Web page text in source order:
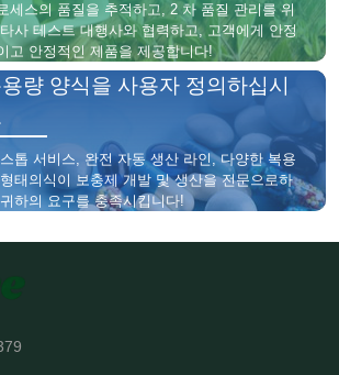
세스의 품질을 추적하고, 2 차 품질 관리를 위
사 테스트 대행사와 협력하고, 고객에게 안정
고 안정적인 제품을 제공합니다!
량 양식을 사용자 정의하십시
톱 서비스, 완전 자동 생산 라인, 다양한 복용
태의식이 보충제 개발 및 생산을 전문으로하
하의 요구를 충족시킵니다!